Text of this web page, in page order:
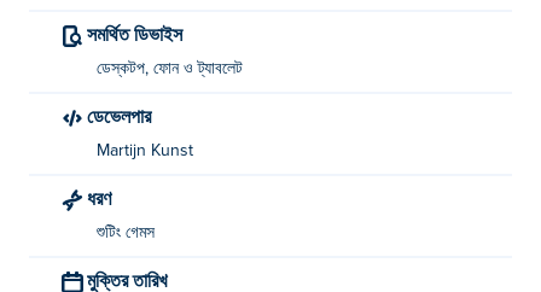
সমর্থিত ডিভাইস
ডেস্কটপ, ফোন ও ট্যাবলেট
ডেভেলপার
Martijn Kunst
ধরণ
শুটিং গেমস
মুক্তির তারিখ